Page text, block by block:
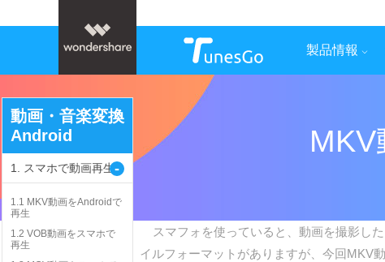
製品情報
スマフォを使っていると、動画を撮影し
イルフォーマットがありますが、今回MKV
動画・音楽変換
Android
1. スマホで動画再生-
1.1 MKV動画をAndroidで
再生
1.2 VOB動画をスマホで
再生